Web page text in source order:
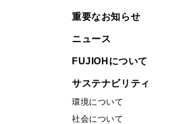
重要なお知らせ
ニュース
FUJIOHについて
サステナビリティ
環境について
社会について